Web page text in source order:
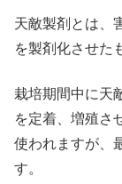
天敵製剤とは、
を製剤化させた
栽培期間中に天
を定着、増殖さ
使われますが、
す。